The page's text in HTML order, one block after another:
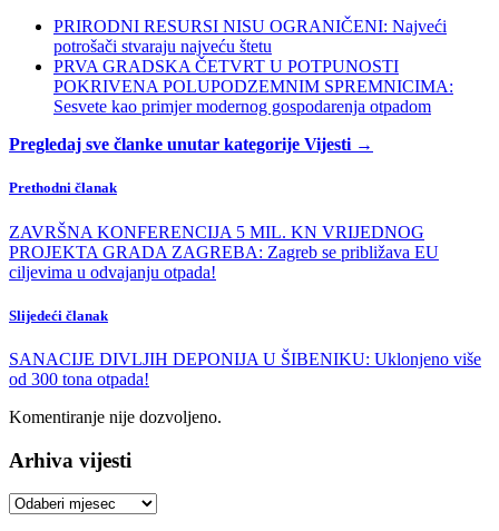
PRIRODNI RESURSI NISU OGRANIČENI: Najveći
potrošači stvaraju najveću štetu
PRVA GRADSKA ČETVRT U POTPUNOSTI
POKRIVENA POLUPODZEMNIM SPREMNICIMA:
Sesvete kao primjer modernog gospodarenja otpadom
Pregledaj sve članke unutar kategorije Vijesti →
Prethodni članak
ZAVRŠNA KONFERENCIJA 5 MIL. KN VRIJEDNOG
PROJEKTA GRADA ZAGREBA: Zagreb se približava EU
ciljevima u odvajanju otpada!
Slijedeći članak
SANACIJE DIVLJIH DEPONIJA U ŠIBENIKU: Uklonjeno više
od 300 tona otpada!
Komentiranje nije dozvoljeno.
Arhiva vijesti
Arhiva